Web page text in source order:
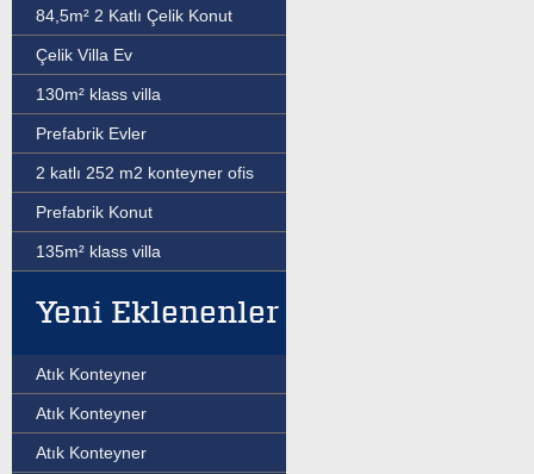
84,5m² 2 Katlı Çelik Konut
Çelik Villa Ev
130m² klass villa
Prefabrik Evler
2 katlı 252 m2 konteyner ofis
Prefabrik Konut
135m² klass villa
Yeni Eklenenler
Atık Konteyner
Atık Konteyner
Atık Konteyner